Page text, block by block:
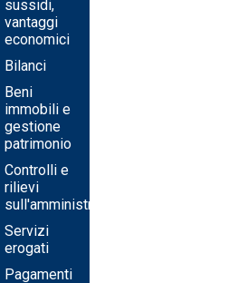
sussidi,
vantaggi
economici
Bilanci
Beni
immobili e
gestione
patrimonio
Controlli e
rilievi
sull'amministrazione
Servizi
erogati
Pagamenti